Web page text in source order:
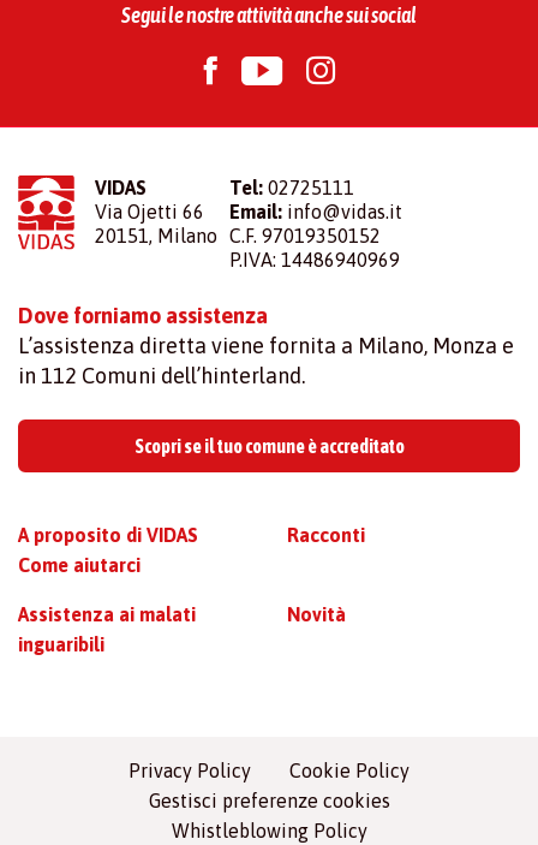
Segui le nostre attività anche sui social
VIDAS
Via Ojetti 66
20151, Milano
Tel: 02725111
Email: info@vidas.it
C.F. 97019350152
P.IVA: 14486940969
Dove forniamo assistenza
L’assistenza diretta viene fornita a Milano, Monza e
in 112 Comuni dell’hinterland.
Scopri se il tuo comune è accreditato
A proposito di VIDAS
Come aiutarci
Assistenza ai malati
inguaribili
Racconti
Novità
Privacy Policy
Cookie Policy
Gestisci preferenze cookies
Whistleblowing Policy